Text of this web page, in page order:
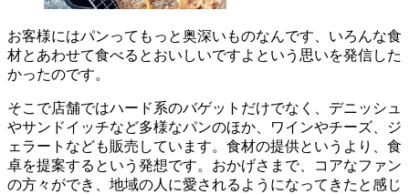
お客様にはパンってもっと奥深いものなんです、いろんな食
材とあわせて食べるとおいしいですよという思いを発信した
かったのです。
そこで店舗ではハード系のバゲットだけでなく、デニッシュ
やサンドイッチなど多様なパンのほか、ワインやチーズ、ジ
ェラートなども販売しています。食材の提供というより、食
卓を提案するという発想です。おかげさまで、コアなファン
の方々ができ、地域の人に愛されるようになってきたと感じ